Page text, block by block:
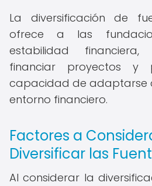
La diversificación de
ofrece a las
estabilidad
financiar proyectos y
capacidad de adaptarse
entorno financiero.
Factores a
Diversificar las
Al considerar la